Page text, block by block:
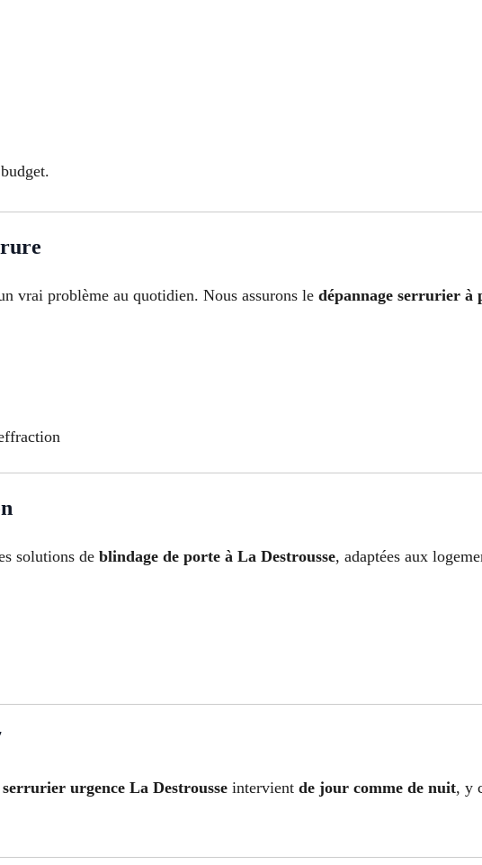
vrai problème au quotidien. Nous assurons le dépannage serrurier à
solutions de blindage de porte à La Destrousse, adaptées aux
serrurier urgence La Destrousse intervient de jour comme de nuit, y